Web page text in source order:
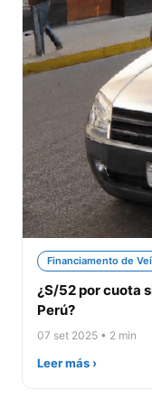
Financiamento de
¿S/52 por cuota
Perú?
07 set 2025 • 2 min
Leer más ›